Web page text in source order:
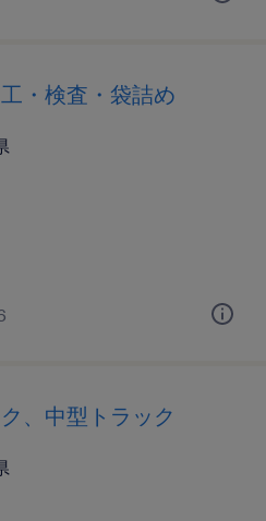
・検査・袋詰め
、中型トラック